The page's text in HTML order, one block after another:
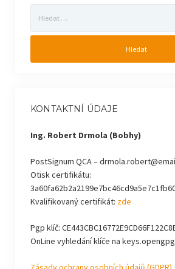
KONTAKTNÍ ÚDAJE
Ing. Robert Drmola (Bobhy)
PostSignum QCA –
Otisk certifikátu:
Kvalifikovaný certifikát: zde
Pgp klíč:
OnLine vyhledání klíče na